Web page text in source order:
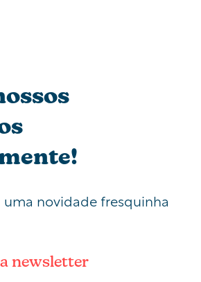
uma novidade fresquinha
newsletter